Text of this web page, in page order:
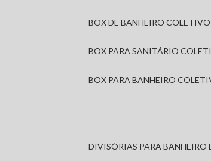
BOX DE BANHEIRO
BOX PARA SANITÁRIO
BOX PARA BANHEIRO
DIVISÓRIAS PARA